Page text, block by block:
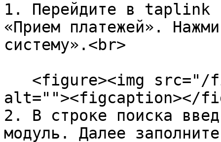
1. Перейдите в taplink
«Прием платежей».
систему».<br>
alt=""><figcaption></
2. В строке поиска
модуль. Далее